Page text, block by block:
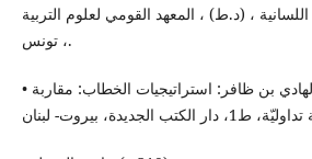
، (د.ط) ، المعهد القومي لعلوم التربية
، تونس.
• الشهريّ، 2004م: عبد الهادي بن ظافر: استراتيجيات الخطاب: مقاربة